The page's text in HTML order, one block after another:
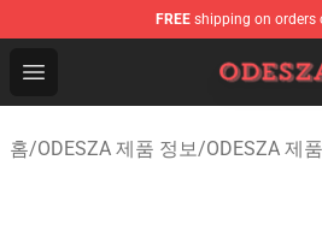
FREE shipping on orders
Open menu
ODESZA Shop - Official
홈/ODESZA 제품 정보/ODESZA 제